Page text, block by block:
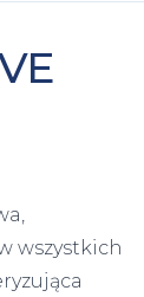
wszystkich